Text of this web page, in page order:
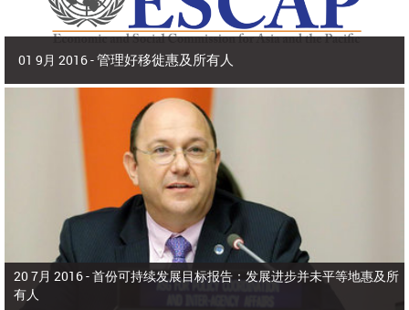
01 9月 2016 -管理好移徙惠及所有人
2016年9月 | 副秘书长兼 亚洲及太平洋经济社会委员会(亚太经社会)执行秘书 沙
2015年，亚洲和太平洋有9800多万人在出生国以外生活，占全世界所有移
徙者的40%。在本区域，移徙者为侨居国和母国带来了多元化、活力和生产力，
为生产部门增加了价值，增进了家庭福祉，增强了国际收支。
20 7月 2016 -首份可持续发展目标报告：发展进步并未平等地惠及所
有人